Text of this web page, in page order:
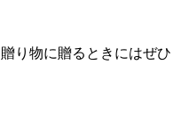
り物に贈るときにはぜひ